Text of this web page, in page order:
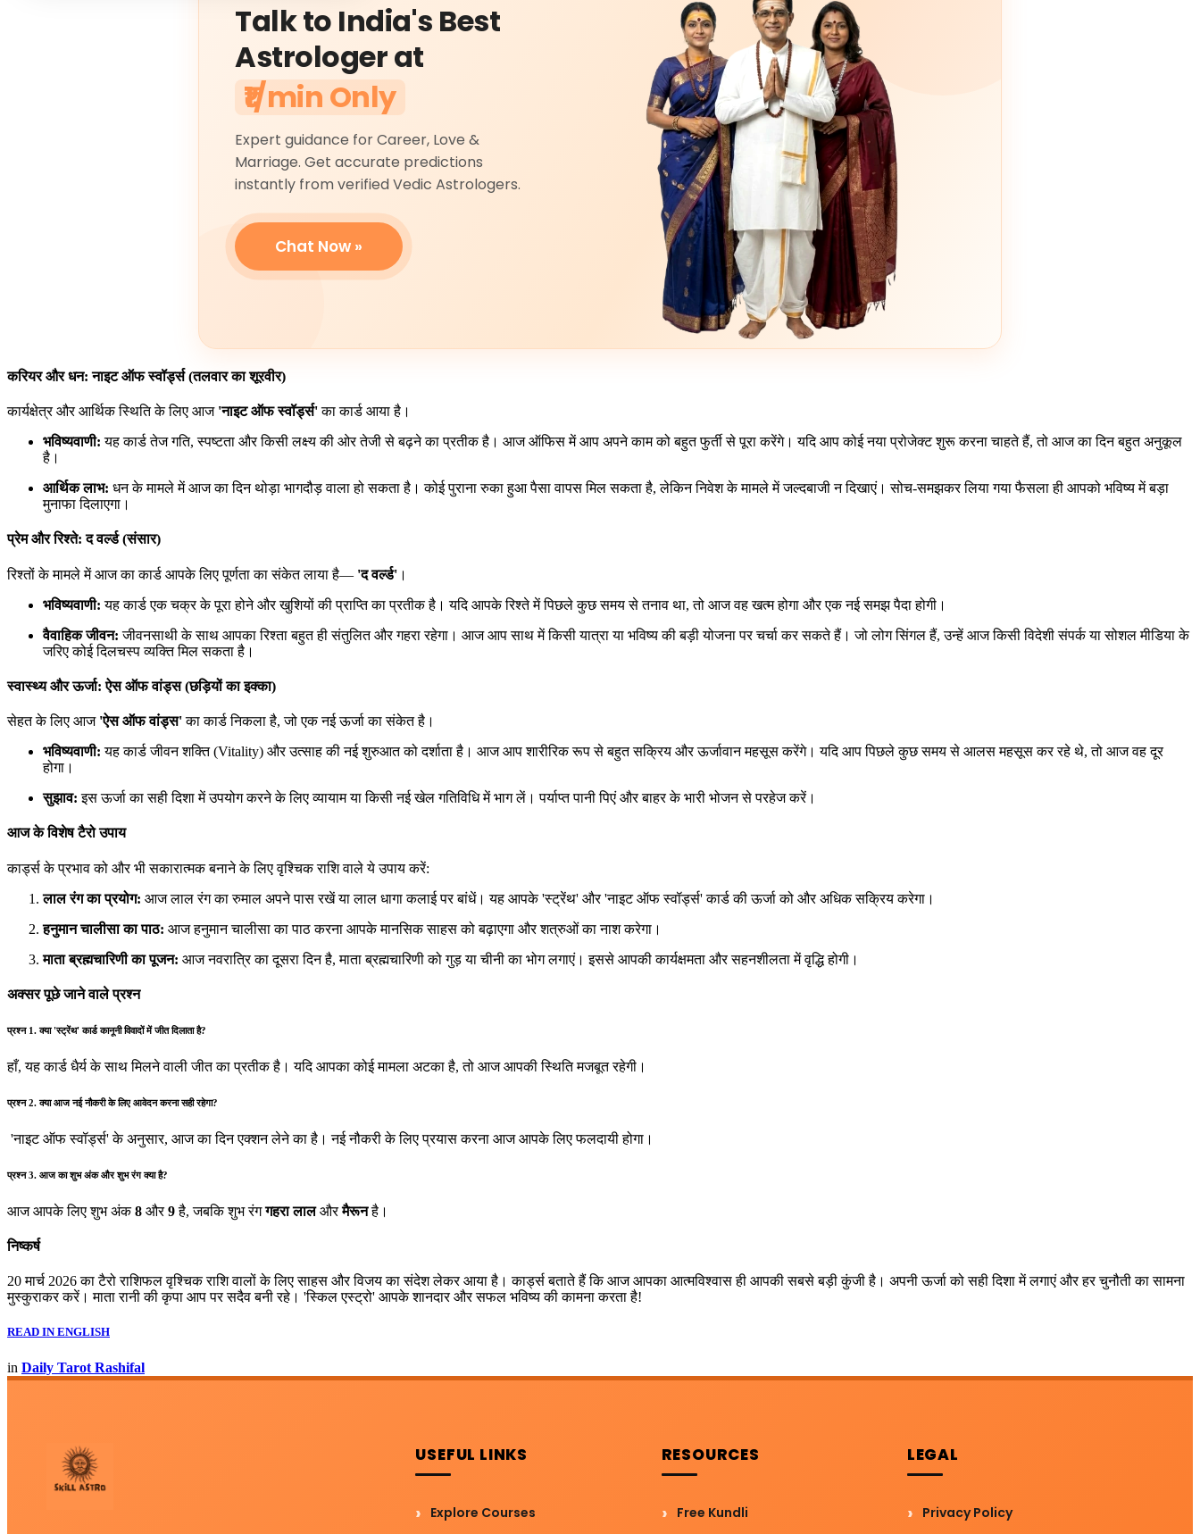
Talk to India's Best
Astrologer at
₹1/min Only
Expert guidance for Career, Love &
Marriage. Get accurate predictions
instantly from verified Vedic Astrologers.
Chat Now »
करियर और धन: नाइट ऑफ स्वॉर्ड्स (तलवार का शूरवीर)
कार्यक्षेत्र और आर्थिक स्थिति के लिए आज 'नाइट ऑफ स्वॉर्ड्स'का कार्ड आया है।
भविष्यवाणी: यह कार्ड तेज गति, स्पष्टता और किसी लक्ष्य की ओर तेजी से बढ़ने का प्रतीक है। आज ऑफिस में आप अपने काम को बहुत फुर्ती से पूरा करेंगे। यदि आप कोई नया प्रोजेक्ट शुरू करना चाहते हैं, तो आज का दिन बहुत अनुकूल
है।
आर्थिक लाभ: धन के मामले में आज का दिन थोड़ा भागदौड़ वाला हो सकता है। कोई पुराना रुका हुआ पैसा वापस मिल सकता है, लेकिन निवेश के मामले में जल्दबाजी न दिखाएं। सोच-समझकर लिया गया फैसला ही आपको भविष्य में बड़ा
मुनाफा दिलाएगा।
प्रेम और रिश्ते: द वर्ल्ड (संसार)
रिश्तों के मामले में आज का कार्ड आपके लिए पूर्णता का संकेत लाया है— 'द वर्ल्ड' ।
भविष्यवाणी: यह कार्ड एक चक्र के पूरा होने और खुशियों की प्राप्ति का प्रतीक है। यदि आपके रिश्ते में पिछले कुछ समय से तनाव था, तो आज वह खत्म होगा और एक नई समझ पैदा होगी।
वैवाहिक जीवन: जीवनसाथी के साथ आपका रिश्ता बहुत ही संतुलित और गहरा रहेगा। आज आप साथ में किसी यात्रा या भविष्य की बड़ी योजना पर चर्चा कर सकते हैं। जो लोग सिंगल हैं, उन्हें आज किसी विदेशी संपर्क या सोशल मीडिया के
जरिए कोई दिलचस्प व्यक्ति मिल सकता है।
स्वास्थ्य और ऊर्जा: ऐस ऑफ वांड्स (छड़ियों का इक्का)
सेहत के लिए आज 'ऐस ऑफ वांड्स'का कार्ड निकला है, जो एक नई ऊर्जा का संकेत है।
भविष्यवाणी: यह कार्ड जीवन शक्ति (Vitality) और उत्साह की नई शुरुआत को दर्शाता है। आज आप शारीरिक रूप से बहुत सक्रिय और ऊर्जावान महसूस करेंगे। यदि आप पिछले कुछ समय से आलस महसूस कर रहे थे, तो आज वह दूर
होगा।
सुझाव: इस ऊर्जा का सही दिशा में उपयोग करने के लिए व्यायाम या किसी नई खेल गतिविधि में भाग लें। पर्याप्त पानी पिएं और बाहर के भारी भोजन से परहेज करें।
आज के विशेष टैरो उपाय
कार्ड्स के प्रभाव को और भी सकारात्मक बनाने के लिए वृश्चिक राशि वाले ये उपाय करें:
लाल रंग का प्रयोग: आज लाल रंग का रुमाल अपने पास रखें या लाल धागा कलाई पर बांधें। यह आपके 'स्ट्रेंथ' और 'नाइट ऑफ स्वॉर्ड्स' कार्ड की ऊर्जा को और अधिक सक्रिय करेगा।
हनुमान चालीसा का पाठ: आज हनुमान चालीसा का पाठ करना आपके मानसिक साहस को बढ़ाएगा और शत्रुओं का नाश करेगा।
माता ब्रह्मचारिणी का पूजन: आज नवरात्रि का दूसरा दिन है, माता ब्रह्मचारिणी को गुड़ या चीनी का भोग लगाएं। इससे आपकी कार्यक्षमता और सहनशीलता में वृद्धि होगी।
अक्सर पूछे जाने वाले प्रश्न
प्रश्न 1. क्या 'स्ट्रेंथ' कार्ड कानूनी विवादों में जीत दिलाता है?
हाँ, यह कार्ड धैर्य के साथ मिलने वाली जीत का प्रतीक है। यदि आपका कोई मामला अटका है, तो आज आपकी स्थिति मजबूत रहेगी।
प्रश्न 2. क्या आज नई नौकरी के लिए आवेदन करना सही रहेगा?
'नाइट ऑफ स्वॉर्ड्स' के अनुसार, आज का दिन एक्शन लेने का है। नई नौकरी के लिए प्रयास करना आज आपके लिए फलदायी होगा।
प्रश्न 3. आज का शुभ अंक और शुभ रंग क्या है?
आज आपके लिए शुभ अंक8 और9है, जबकि शुभ रंगगहरा लालऔरमैरूनहै।
निष्कर्ष
20 मार्च 2026 का टैरो राशिफल वृश्चिक राशि वालों के लिए साहस और विजय का संदेश लेकर आया है। कार्ड्स बताते हैं कि आज आपका आत्मविश्वास ही आपकी सबसे बड़ी कुंजी है। अपनी ऊर्जा को सही दिशा में लगाएं और हर चुनौती का सामना
मुस्कुराकर करें। माता रानी की कृपा आप पर सदैव बनी रहे। 'स्किल एस्ट्रो' आपके शानदार और सफल भविष्य की कामना करता है!
READ IN ENGLISH
in Daily Tarot Rashifal
USEFUL LINKS
Explore Courses
RESOURCES
Free Kundli
LEGAL
Privacy Policy